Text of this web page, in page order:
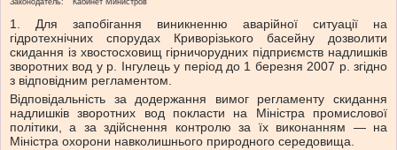
Законодатель: Кабинет Министров
1. Для запобігання виникненню аварійної ситуації на
гідротехнічних спорудах Криворізького басейну дозволити
скидання із хвостосховищ гірничорудних підприємств надлишків
зворотних вод у р. Інгулець у період до 1 березня 2007 р. згідно
з відповідним регламентом.
Відповідальність за додержання вимог регламенту скидання
надлишків зворотних вод покласти на Міністра промислової
політики, а за здійснення контролю за їх виконанням — на
Міністра охорони навколишнього природного середовища.